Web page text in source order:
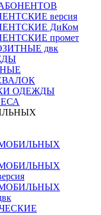
версия
ДиКом
промет
двк
ОДЕЖДЫ